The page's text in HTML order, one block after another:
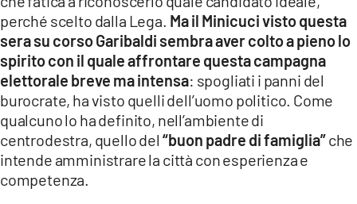
perché scelto dalla Lega. Ma il Minicuci visto questa
sera su corso Garibaldi sembra aver colto a pieno lo
spirito con il quale affrontare questa campagna
elettorale breve ma intensa: spogliati i panni del
burocrate, ha visto quelli dell’uomo politico. Come
qualcuno lo ha definito, nell’ambiente di
centrodestra, quello del “buon padre di famiglia”che
intende amministrare la città con esperienza e
competenza.